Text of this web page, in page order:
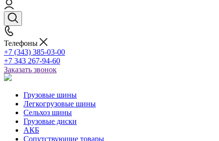
Телефоны
+7 (343) 385-03-00
+7 343 267-94-60
Заказать звонок
Грузовые шины
Легкогрузовые шины
Сельхоз шины
Грузовые диски
АКБ
Сопутствующие товары